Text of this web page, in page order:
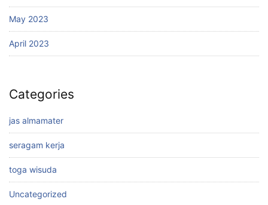
May 2023
April 2023
Categories
jas almamater
seragam kerja
toga wisuda
Uncategorized